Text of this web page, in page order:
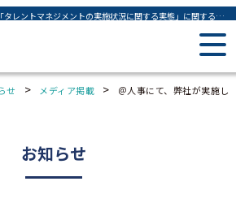
＠人事にて、弊社が実施した「タレントマネジメントの実施状況に関する実態」に関する調査内容が掲載されました。 - ジンジャー（jinjer）｜統合型人事システム
せ > メディア掲載 > ＠人事にて、弊社が実施し
お知らせ